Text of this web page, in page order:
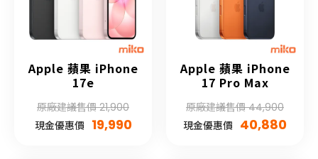
Apple 蘋果 iPhone
17e
原廠建議售價 21,900
現金優惠價 19,990
Apple 蘋果 iPhone
17 Pro Max
原廠建議售價 44,900
現金優惠價 40,880